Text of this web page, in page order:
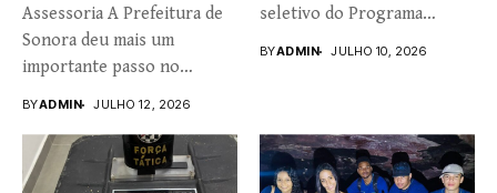
Assessoria A Prefeitura de
Sonora deu mais um
importante passo no
BYADMIN JULHO 12, 2026
seletivo do Programa
BYADMIN JULHO 10, 2026